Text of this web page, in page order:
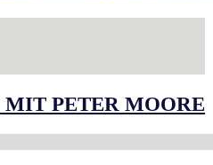
PETER MOORE